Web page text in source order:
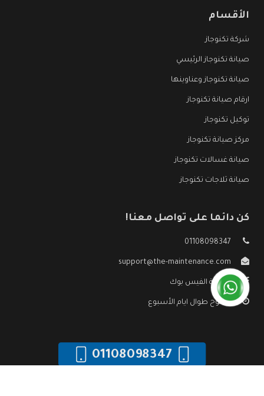
الأقسام
شركة تكنوجاز
صيانة تكنوجاز الرئيسي
صيانة تكنوجاز وعناوينها
ارقام صيانة تكنوجاز
توكيل تكنوجاز
مركز صيانة تكنوجاز
صيانة غسالات تكنوجاز
صيانة ثلاجات تكنوجاز
كن دائما على تواصل معنا!
01108098347
support@the-maintenance.com
صفحة الفيس بوك
مفتوح طوال ايام الأسبوع
01108098347